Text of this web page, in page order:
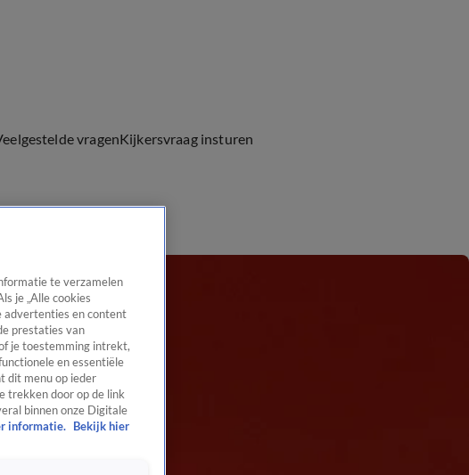
vragenKijkersvraag insturen
te verzamelen
je „Alle cookies
advertenties en content
prestaties van
je toestemming intrekt,
en essentiële
dit menu op ieder
trekken door op de link
binnen onze Digitale
informatie.
Bekijk hier